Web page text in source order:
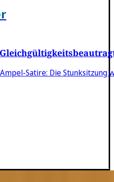
Satire: Die Stunksitzung